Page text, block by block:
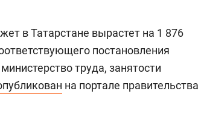
в Татарстане вырастет на 1 876
постановления
труда, занятости
на портале правительства
концерт
«Прорывы